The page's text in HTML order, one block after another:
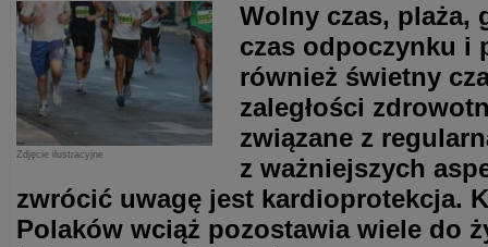
Zdjęcie ilustracyjne
Wolny czas, plaża,
czas odpoczynku i
również świetny
zaległości
związane z
z ważniejszych
zwrócić uwagę jest kardioprotekcja.
Polaków wciąż pozostawia wiele do